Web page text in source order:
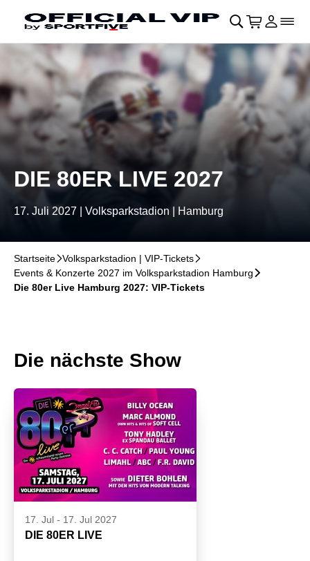
Navigation überspringen􀄫
􀊫 􀍩 Login
􀉩􀌇
DIE 80ER LIVE 2027
17. Juli 2027 | Volksparkstadion | Hamburg
Startseite􀆊Volksparkstadion | VIP-Tickets􀆊
Events & Konzerte 2027 im Volksparkstadion Hamburg􀆊
Die 80er Live Hamburg 2027: VIP-Tickets
Die nächste Show
17. Jul - 17. Jul 2027
DIE 80ER LIVE